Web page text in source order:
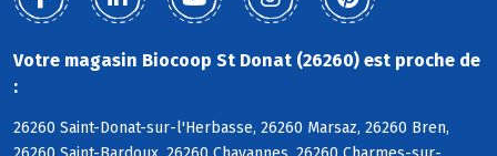
Votre magasin Biocoop St Donat (26260) est proche de
:
26260 Saint-Donat-sur-l'Herbasse, 26260 Marsaz, 26260 Bren,